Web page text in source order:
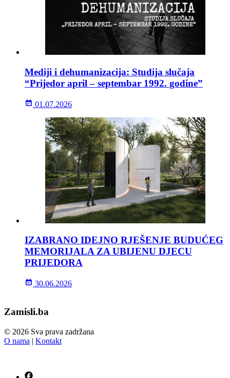
Mediji i dehumanizacija: Studija slučaja
“Prijedor april – septembar 1992. godine”
01.07.2026
IZABRANO IDEJNO RJEŠENJE BUDUĆEG
MEMORIJALA ZA UBIJENU DJECU
PRIJEDORA
30.06.2026
Zamisli.ba
© 2026 Sva prava zadržana
O nama | Kontakt